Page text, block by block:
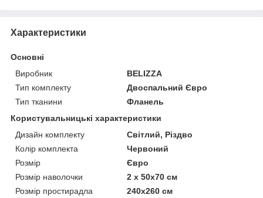
Характеристики
Основні
Виробник
BELIZZA
Тип комплекту
Двоспальний Євро
Тип тканини
Фланель
Користувальницькі характеристики
Дизайн комплекту
Світлий, Різдво
Колір комплекта
Червоний
Розмір
Євро
Розмір наволочки
2 x 50х70 см
Розмір простирадла
240х260 см